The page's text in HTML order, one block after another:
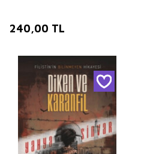
240,00 TL